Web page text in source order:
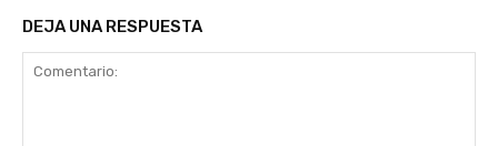
DEJA UNA RESPUESTA